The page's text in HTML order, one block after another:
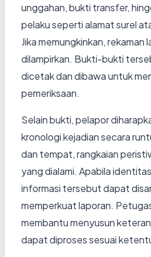
unggahan, bukti transfer,
pelaku seperti alamat surel
Jika memungkinkan, rekaman
dilampirkan. Bukti-bukti
dicetak dan dibawa untuk
pemeriksaan.
Selain bukti, pelapor
kronologi kejadian secara
dan tempat, rangkaian
yang dialami. Apabila
informasi tersebut dapat
memperkuat laporan.
membantu menyusun
dapat diproses sesuai